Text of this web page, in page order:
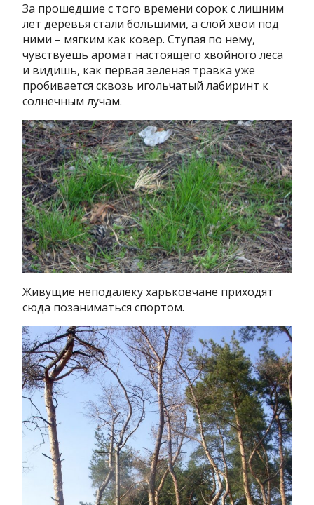
За прошедшие с того времени сорок с лишним
лет деревья стали большими, а слой хвои под
ними – мягким как ковер. Ступая по нему,
чувствуешь аромат настоящего хвойного леса
и видишь, как первая зеленая травка уже
пробивается сквозь игольчатый лабиринт к
солнечным лучам.
Живущие неподалеку харьковчане приходят
сюда позаниматься спортом.